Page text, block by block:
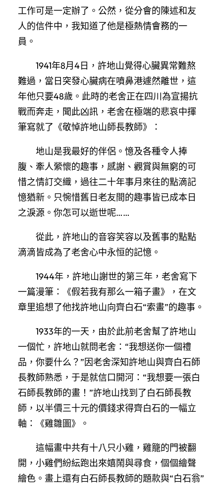
工作可是一定辦了。公然，從分會的陳述和友
人的信件中，我知道了他是極熱情會務的一
員。
1941年8月4日，許地山覺得心臟異常難熬
難過，當日突發心臟病在噴鼻港遽然離世，這
年他只要48歲。此時的老舍正在四川為宣揚抗
戰而奔走，聞此凶訊，老舍在極端的悲哀中揮
筆寫就了《敬悼許地山師長教師》：
地山是我最好的伴侶。憶及各種令人捧
腹、牽人縈懷的趣事，感謝、觀賞與無窮的可
惜之情訂交織，過往二十年事月來往的點滴記
憶猶新。只惋惜舊日老友間的趣事皆已成本日
之淚源。你怎可以逝世呢……
從此，許地山的音容笑容以及舊事的點點
滴滴皆成為了老舍心中永恒的記憶。
1944年，許地山謝世的第三年，老舍寫下
一篇漫筆：《假若我有那么一箱子畫》，在文
章里追想了他找許地山向齊白石“索畫”的趣事。
1933年的一天，由於此前老舍幫了許地山
一個忙，許地山就問老舍：“我想送你一個禮
品，你要什么？”因老舍深知許地山與齊白石師
長教師熟悉，于是就信口開河：“我想要一張白
石師長教師的畫！”許地山找到了白石師長教
師，以半價三十元的價錢求得齊白石的一幅立
軸：《雞雛圖》。
這幅畫中共有十八只小雞，雞籠的門被翻
開，小雞們紛紜跑出來嬉鬧與尋食，個個繪聲
繪色。畫上還有白石師長教師的題款與“白石翁”